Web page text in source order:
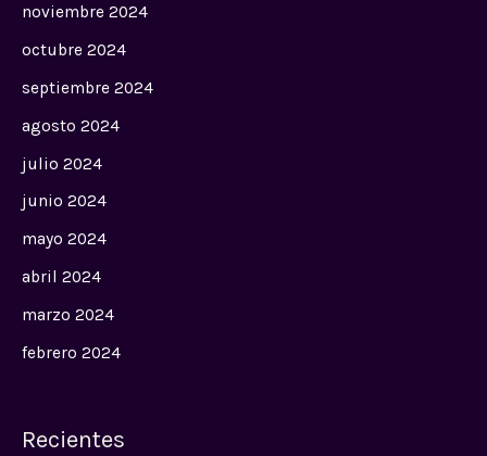
noviembre 2024
octubre 2024
septiembre 2024
agosto 2024
julio 2024
junio 2024
mayo 2024
abril 2024
marzo 2024
febrero 2024
Recientes